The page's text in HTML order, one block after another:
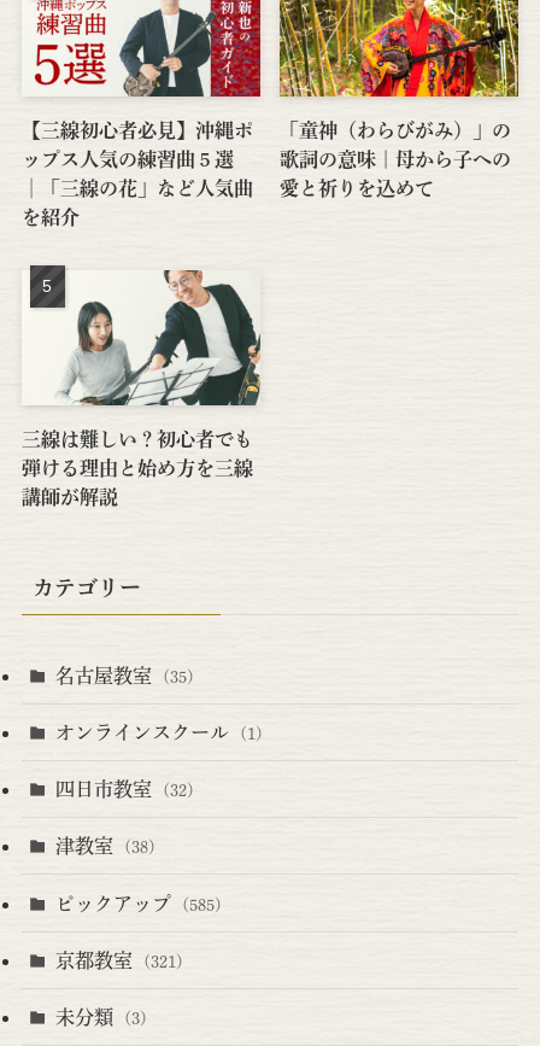
【三線初心者必見】沖縄ポ
ップス人気の練習曲５選
│「三線の花」など人気曲
を紹介
「童神（わらびがみ）」の
歌詞の意味｜母から子への
愛と祈りを込めて
三線は難しい？初心者でも
弾ける理由と始め方を三線
講師が解説
カテゴリー
名古屋教室 (35)
オンラインスクール (1)
四日市教室 (32)
津教室 (38)
ピックアップ (585)
京都教室 (321)
未分類 (3)